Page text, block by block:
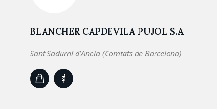
BLANCHER CAPDEVILA PUJOL S.A
Sant Sadurní d’Anoia (Comtats de Barcelona)